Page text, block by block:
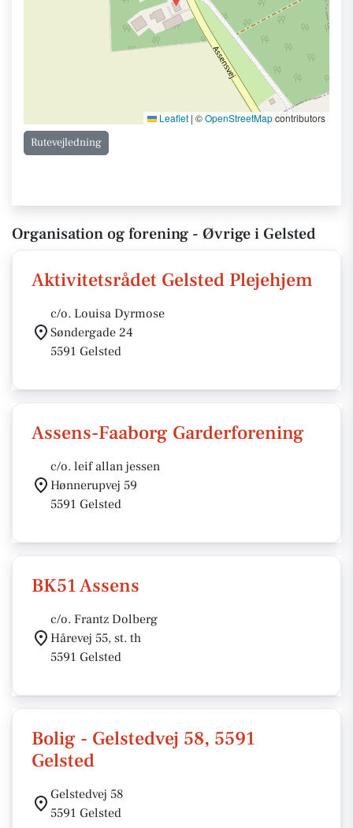
Leaflet | ©OpenStreetMapcontributors
Rutevejledning
Organisation og forening - Øvrige i Gelsted
Aktivitetsrådet Gelsted Plejehjem
c/o. Louisa Dyrmose
Søndergade 24
5591 Gelsted
Assens-Faaborg Garderforening
c/o. leif allan jessen
Hønnerupvej 59
5591 Gelsted
BK51 Assens
c/o. Frantz Dolberg
Hårevej 55, st. th
5591 Gelsted
Bolig - Gelstedvej 58, 5591
Gelsted
Gelstedvej 58
5591 Gelsted